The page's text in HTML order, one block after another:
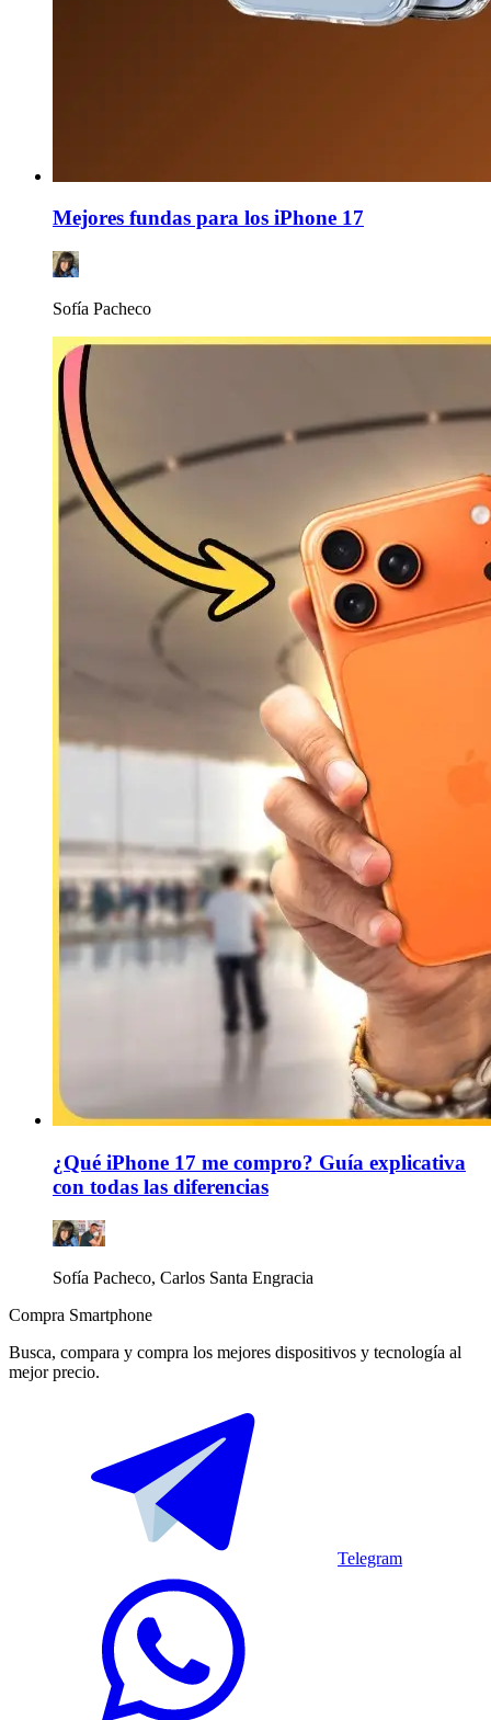
Mejores fundas para los iPhone 17
Sofía Pacheco
¿Qué iPhone 17 me compro? Guía explicativa
con todas las diferencias
Sofía Pacheco, Carlos Santa Engracia
Compra Smartphone
Busca, compara y compra los mejores dispositivos y tecnología al
mejor precio.
Telegram